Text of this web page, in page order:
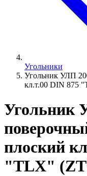
Угольники
Угольник УЛП
кл.т.00 DIN 875
Угольник
плоский
"TLX"